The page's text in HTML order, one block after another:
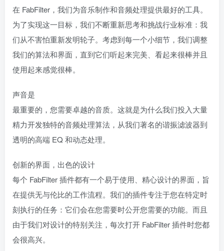
在 FabFilter，我们为音乐制作和音频处理提供最好的工具。
为了实现这一目标，我们不断重新思考和挑战行业标准：我
们从不害怕重新发明轮子。考虑到每一个小细节，我们调整
我们的算法和界面，直到它们听起来完美、看起来很棒并且
使用起来感觉很棒。
声音是
最重要的，您需要卓越的音质。这就是为什么我们投入大量
精力开发独特的音频处理算法，从我们著名的谐振滤波器到
透明的高端 EQ 和动态处理。
创新的界面，出色的设计
每个 FabFilter 插件都有一个易于使用、精心设计的界面，旨
在提供无与伦比的工作流程。我们的插件专注于您在特定时
刻执行的任务：它们会在您需要时公开您需要的功能。而且
由于我们对设计的特别关注，每次打开 FabFilter 插件时您都
会很高兴。